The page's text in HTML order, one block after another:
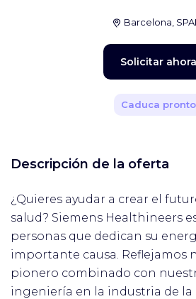
Barcelona,
Solicitar ahora
Caduca pronto
Descripción de la oferta
¿Quieres ayudar a crear el
salud? Siemens Healthineers
personas que dedican su
importante causa. Reflejamos
pionero combinado con
ingeniería en la industria de la